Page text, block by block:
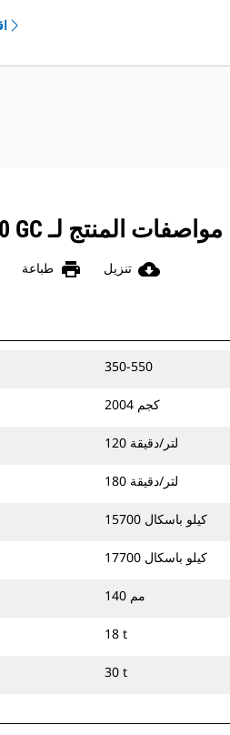
الأدوات اليومية من الأرض مع بقاء
تساعد مثبتات التوصيل المقواة
مواصفات المنتج لـ H120 GC
cloud_download تنزيل print طباعة
350-550
2004 كجم
120 لتر/دقيقة
180 لتر/دقيقة
15700 كيلو باسكال
17700 كيلو باسكال
140 مم
18 t
30 t